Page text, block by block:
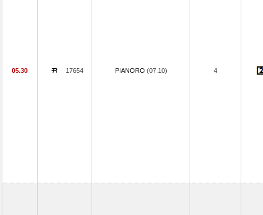
05.30 17654 PIANORO (07.10) 4